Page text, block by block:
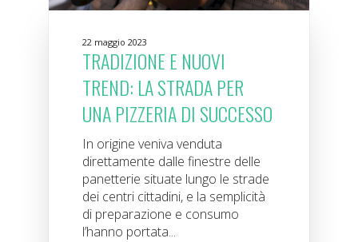
22 maggio 2023
TRADIZIONE E NUOVI
TREND: LA STRADA PER
UNA PIZZERIA DI SUCCESSO
In origine veniva venduta
direttamente dalle finestre delle
panetterie situate lungo le strade
dei centri cittadini, e la semplicità
di preparazione e consumo
l’hanno portata...